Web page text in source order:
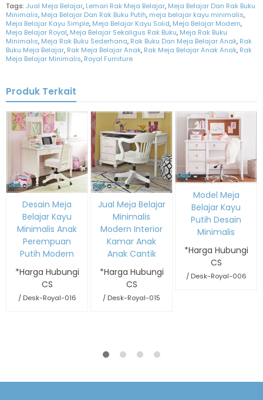
Tags:Jual Meja Belajar, Lemari Rak Meja Belajar, Meja Belajar Dan Rak Buku
Minimalis, Meja Belajar Dan Rak Buku Putih, meja belajar kayu minimalis,
Meja Belajar Kayu Simple, Meja Belajar Kayu Solid, Meja Belajar Modern,
Meja Belajar Royal, Meja Belajar Sekaligus Rak Buku, Meja Rak Buku
Minimalis, Meja Rak Buku Sederhana, Rak Buku Dan Meja Belajar Anak, Rak
Buku Meja Belajar, Rak Meja Belajar Anak, Rak Meja Belajar Anak Anak, Rak
Meja Belajar Minimalis, Royal Furniture
Produk Terkait
Desain Meja
Belajar Kayu
Minimalis Anak
Perempuan
Putih Modern
*Harga Hubungi
CS
/ Desk-Royal-016
Jual Meja Belajar
Minimalis
Modern Interior
Kamar Anak
Anak Cantik
*Harga Hubungi
CS
/ Desk-Royal-015
Model Meja
Belajar Kayu
Putih Desain
Minimalis
*Harga Hubungi
CS
/ Desk-Royal-006